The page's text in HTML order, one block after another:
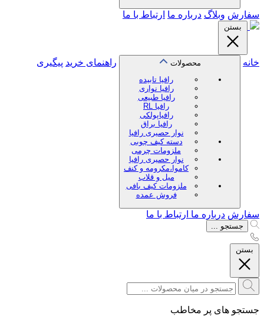
سفارش وبلاگ درباره ما ارتباط با ما
بستن
خانه
محصولات
رافیا تابیده
رافیا نواری
رافیا طبیعی
رافیا RL
رافیاپولکی
رافیا براق
نوار حصیری رافیا
دسته کیف چوبی
ملزومات چرمی
نوار حصیری رافیا
کاموا،مکرومه و کنف
میل و قلاب
ملزومات کیف بافی
فروش عمده
راهنمای خرید پیگیری
سفارش درباره ما ارتباط با ما
جستجو ...
بستن
جستجو های پر مخاطب